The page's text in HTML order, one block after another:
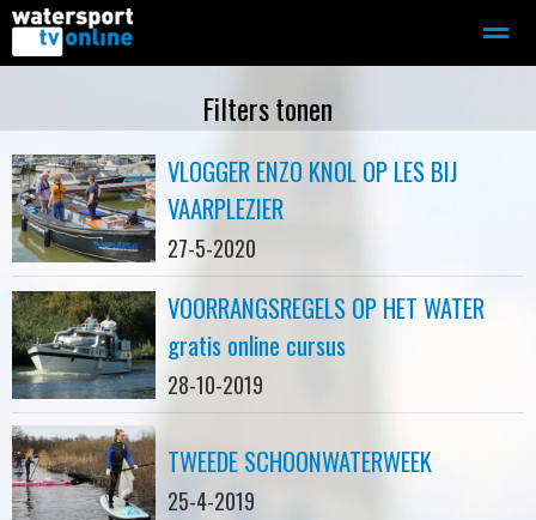
Motorboot-sloep Adverteren
Home
Filters tonen
VLOGGER ENZO KNOL OP LES BIJ
VAARPLEZIER
27-5-2020
VOORRANGSREGELS OP HET WATER
gratis online cursus
28-10-2019
TWEEDE SCHOONWATERWEEK
25-4-2019